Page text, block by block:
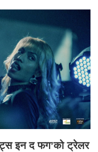
इन द फग’को ट्रेलर